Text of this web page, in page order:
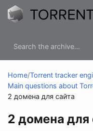
Home/Torrent tracker
Main questions about
2 домена для сайта
2 домена для